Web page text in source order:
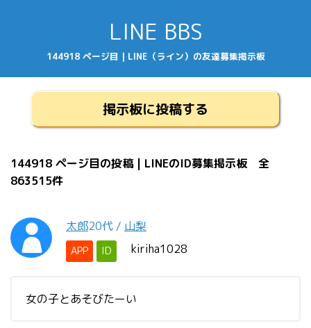
LINE BBS
144918 ページ目 | LINE（ライン）の友達募集掲示板
掲示板に投稿する
144918 ページ目の投稿 | LINEのID募集掲示板 全
863515件
太郎20代 / 山梨
APP ID kiriha1028
女の子とあそびたーい